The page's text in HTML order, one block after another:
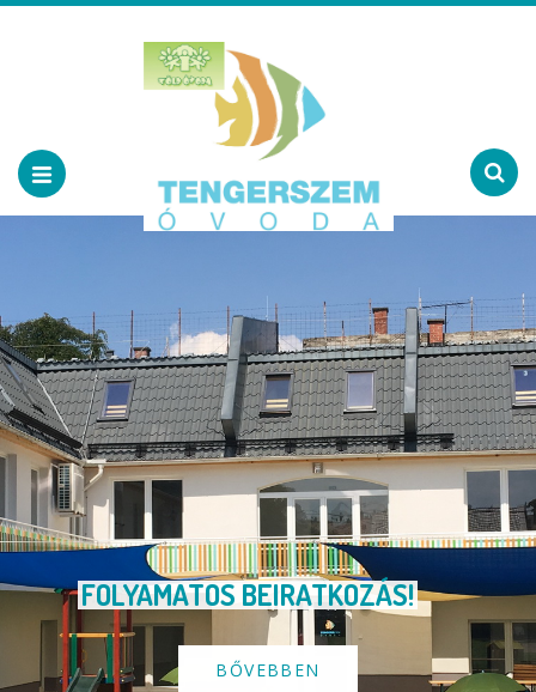
FOLYAMATOS BEIRATKOZÁS!
BŐVEBBEN